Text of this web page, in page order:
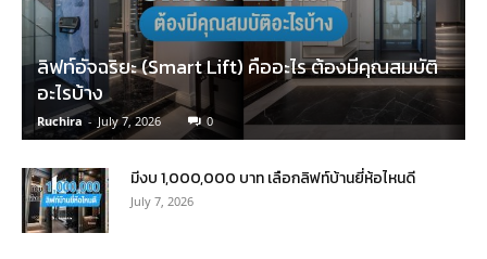
ลิฟท์อัจฉริยะ (Smart Lift) คืออะไร ต้องมีคุณสมบัติ
อะไรบ้าง
Ruchira - July 7, 2026 0
มีงบ 1,000,000 บาท เลือกลิฟท์บ้านยี่ห้อไหนดี
July 7, 2026